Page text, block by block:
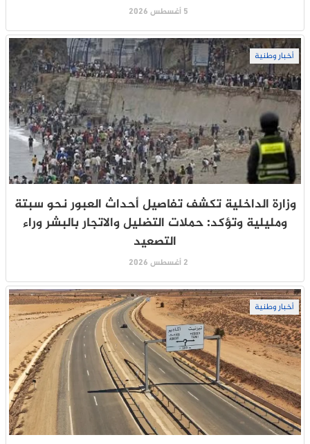
5 أغسطس 2026
أخبار وطنية
وزارة الداخلية تكشف تفاصيل أحداث العبور نحو سبتة
ومليلية وتؤكد: حملات التضليل والاتجار بالبشر وراء
التصعيد
2 أغسطس 2026
أخبار وطنية